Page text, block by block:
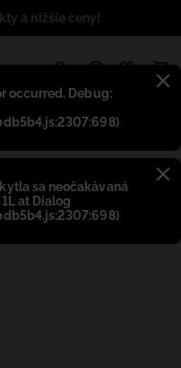
occurred. Debug:
sa neočakávaná
at Dialog
a nižšie ceny!